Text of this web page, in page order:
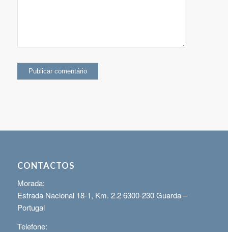
CONTACTOS
Morada:
Estrada Nacional 18-1, Km. 2.2 6300-230 Guarda –
Portugal
Telefone: